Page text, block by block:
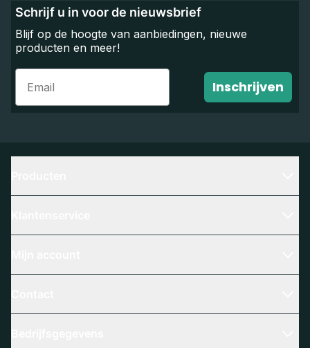
Schrijf u in voor de nieuwsbrief
Blijf op de hoogte van aanbiedingen, nieuwe
producten en meer!
Email
Inschrijven